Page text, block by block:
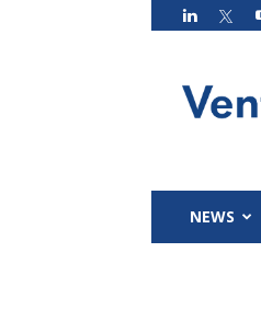
NEWS